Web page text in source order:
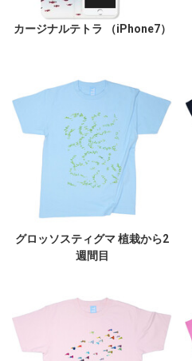
カージナルテトラ （iPhone7）
グロッソスティグマ 植栽から2
週間目